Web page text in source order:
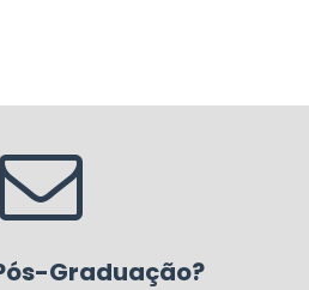
Graduação?